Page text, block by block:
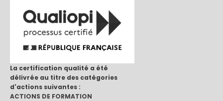
La certification qualité a été
délivrée au titre des catégories
d'actions suivantes :
ACTIONS DE FORMATION